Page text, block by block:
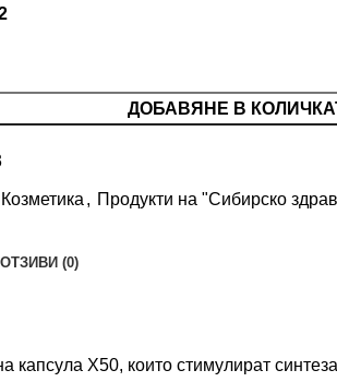
ДОБАВЯНЕ В
Козметика , Продукти на "Сибирско
ОТЗИВИ (0)
X50, които стимулират синтеза